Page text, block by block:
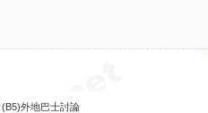
(B5)外地巴士討論